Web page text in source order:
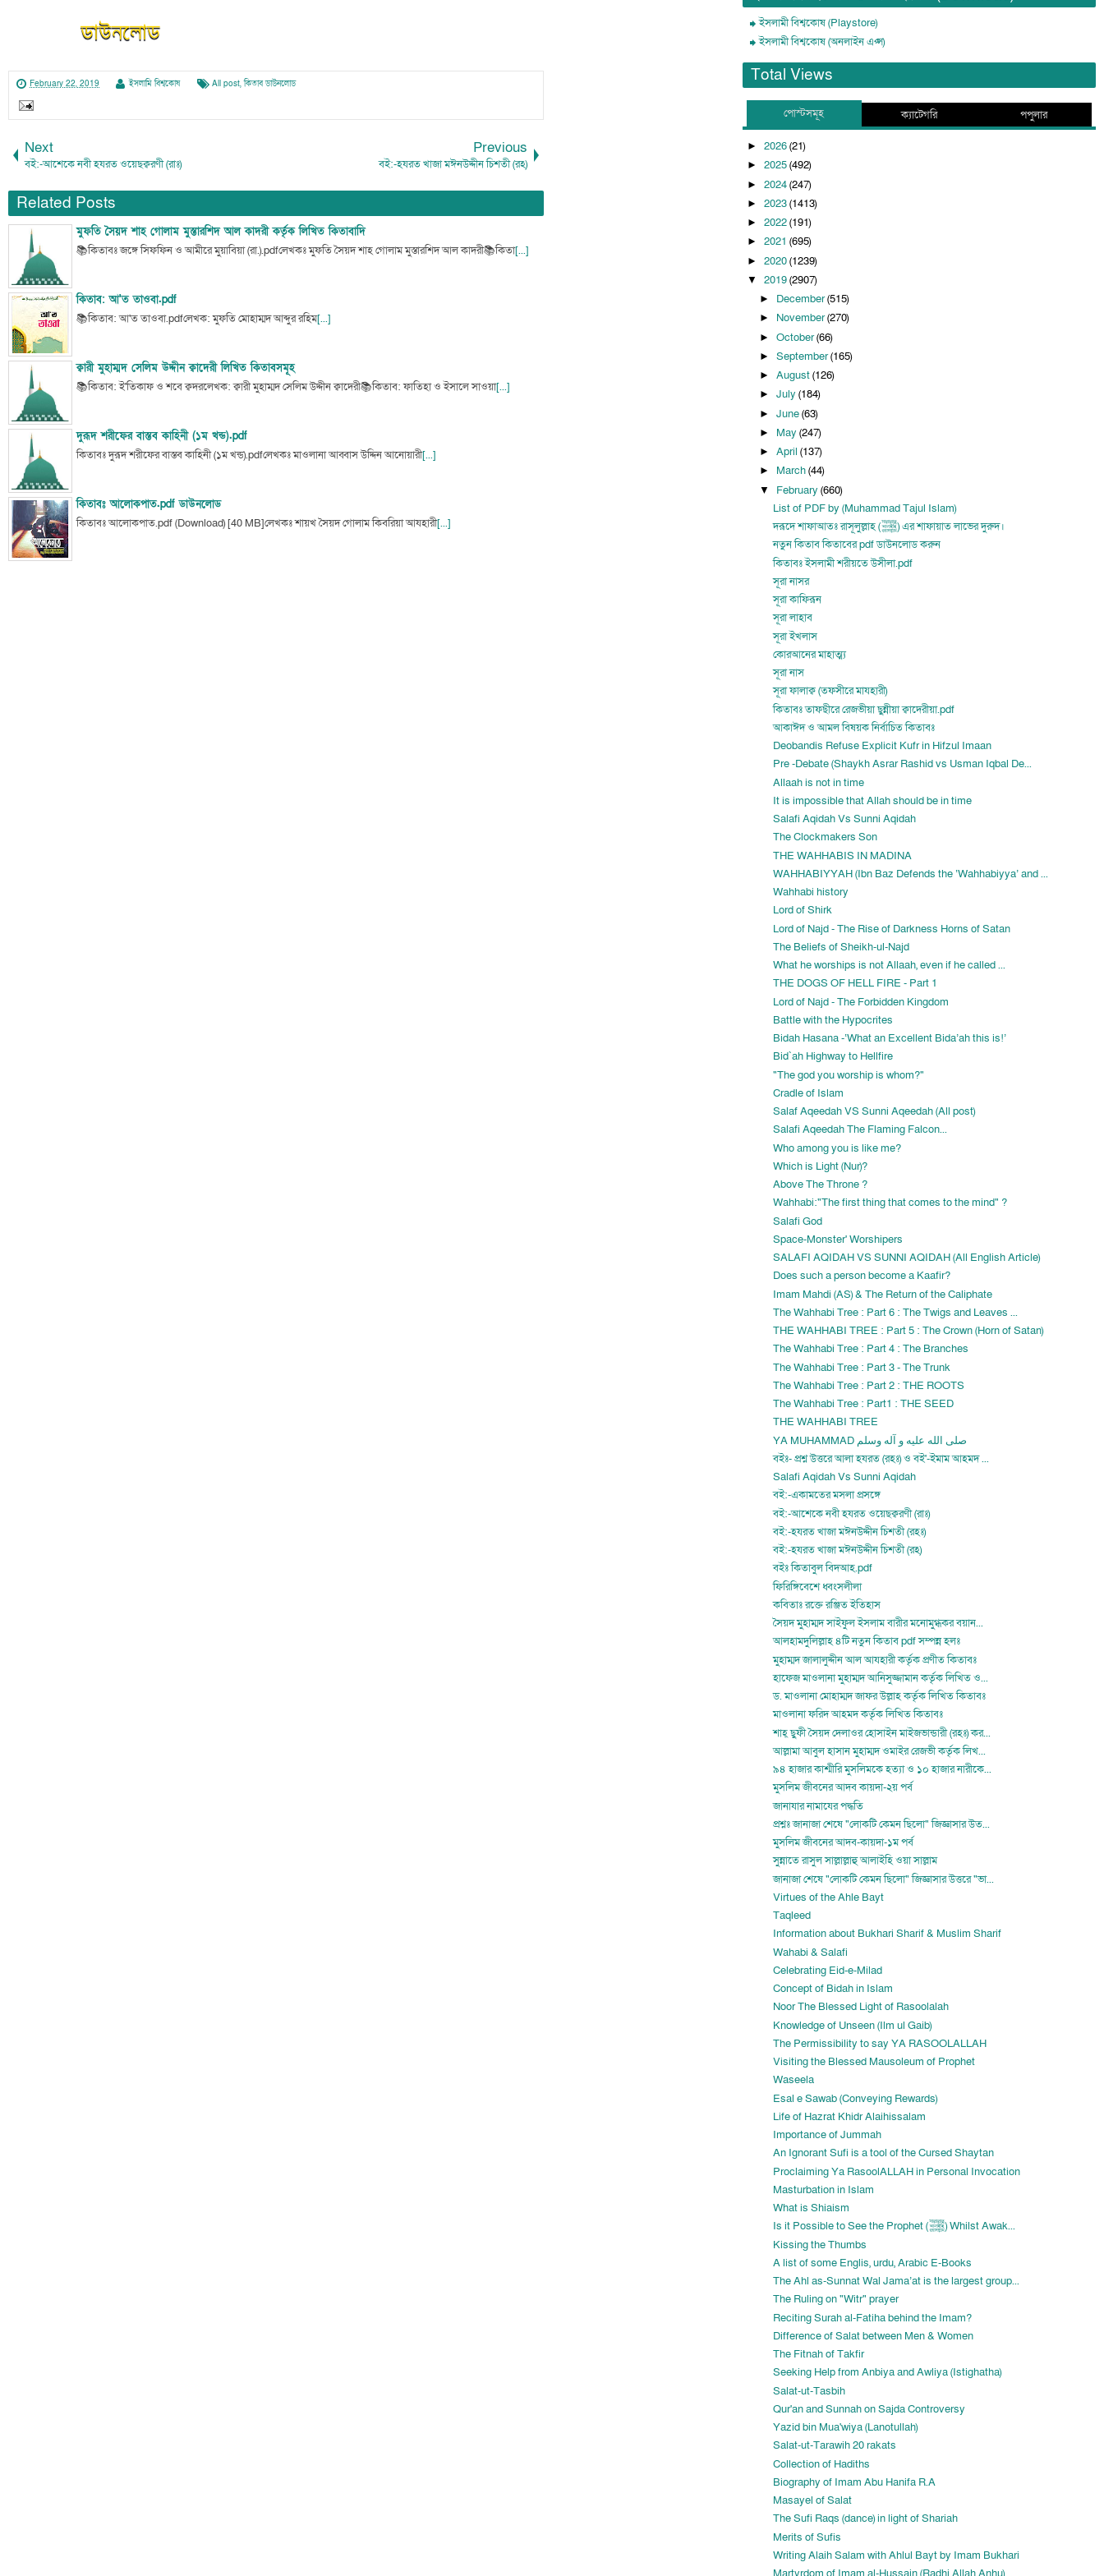
ডাউনলোড
February 22, 2019 ইসলামি বিশ্বকোষ All post,কিতাব ডাউনলোড
Next
বই:-আশেকে নবী হযরত ওয়েছক্বরণী (রাঃ)
Previous
বই:-হযরত খাজা মঈনউদ্দীন চিশতী (রহঃঃ)
Related Posts
মুফতি সৈয়দ শাহ গোলাম মুস্তারশিদ আল কাদরী কর্তৃক লিখিত কিতাবাদি
📚কিতাবঃ জঙ্গে সিফফিন ও আমীরে মুয়াবিয়া (রা.).pdfলেখকঃ মুফতি সৈয়দ শাহ গোলাম মুস্তারশিদ আল কাদরী📚কিতা[...]
কিতাব: আ'ত তাওবা.pdf
📚কিতাব: আ'ত তাওবা.pdfলেখক: মুফতি মোহাম্মদ আব্দুর রহিম[...]
ক্বারী মুহাম্মদ সেলিম উদ্দীন ক্বাদেরী লিখিত কিতাবসমূহ
📚কিতাব: ই'তিকাফ ও শবে ক্বদরলেখক: ক্বারী মুহাম্মদ সেলিম উদ্দীন ক্বাদেরী📚কিতাব: ফাতিহা ও ইসালে সাওয়া[...]
দুরূদ শরীফের বাস্তব কাহিনী (১ম খন্ড).pdf
কিতাবঃ দুরূদ শরীফের বাস্তব কাহিনী (১ম খন্ড).pdfলেখকঃ মাওলানা আব্বাস উদ্দিন আনোয়ারী[...]
কিতাবঃ আলোকপাত.pdf ডাউনলোড
কিতাবঃ আলোকপাত.pdf (Download) [40 MB]লেখকঃ শায়খ সৈয়দ গোলাম কিবরিয়া আযহারী[...]
ইসলামী বিশ্বকোষ (Playstore)
ইসলামী বিশ্বকোষ (অনলাইন এপ্স)
Total Views
পোস্টসমূহ ক্যাটেগরি পপুলার
► 2026(21)
► 2025(492)
► 2024(247)
► 2023(1413)
► 2022(191)
► 2021 (695)
► 2020(1239)
▼ 2019(2907)
► December(515)
► November(270)
►October(66)
►September(165)
►August(126)
►July(184)
►June(63)
► May(247)
►April(137)
► March(44)
▼ February(660)
List of PDF by (Muhammad Tajul Islam)
দরূদে শাফাআতঃ রাসূলুল্লাহ (ﷺ) এর শাফায়াত লাভের দুরুদ।
নতুন কিতাব কিতাবের pdf ডাউনলোড করুন
কিতাবঃ ইসলামী শরীয়তে উসীলা.pdf
সূরা নাসর
সূরা কাফিরূন
সূরা লাহাব
সূরা ইখলাস
কোরআনের মাহাত্ম্য
সূরা নাস
সূরা ফালাক্ব (তফসীরে মাযহারী)
কিতাবঃ তাফছীরে রেজভীয়া ছুন্নীয়া ক্বাদেরীয়া.pdf
আকাঈদ ও আমল বিষয়ক নির্বাচিত কিতাবঃ
Deobandis Refuse Explicit Kufr in Hifzul Imaan
Pre -Debate (Shaykh Asrar Rashid vs Usman Iqbal De...
Allaah is not in time
It is impossible that Allah should be in time
Salafi Aqidah Vs Sunni Aqidah
The Clockmakers Son
THE WAHHABIS IN MADINA
WAHHABIYYAH (Ibn Baz Defends the ‘Wahhabiyya’ and ...
Wahhabi history
Lord of Shirk
Lord of Najd - The Rise of Darkness Horns of Satan
The Beliefs of Sheikh-ul-Najd
What he worships is not Allaah, even if he called ...
THE DOGS OF HELL FIRE - Part 1
Lord of Najd - The Forbidden Kingdom
Battle with the Hypocrites
Bidah Hasana -‘What an Excellent Bida’ah this is!’
Bid`ah Highway to Hellfire
"The god you worship is whom?"
Cradle of Islam
Salaf Aqeedah VS Sunni Aqeedah (All post)
Salafi Aqeedah The Flaming Falcon...
Who among you is like me?
Which is Light (Nur)?
Above The Throne ?
Wahhabi:"The first thing that comes to the mind" ?
Salafi God
Space-Monster' Worshipers
SALAFI AQIDAH VS SUNNI AQIDAH (All English Article)
Does such a person become a Kaafir?
Imam Mahdi (AS) & The Return of the Caliphate
The Wahhabi Tree : Part 6 : The Twigs and Leaves ...
THE WAHHABI TREE : Part 5 : The Crown (Horn of Satan)
The Wahhabi Tree : Part 4 : The Branches
The Wahhabi Tree : Part 3 - The Trunk
The Wahhabi Tree : Part 2 : THE ROOTS
The Wahhabi Tree : Part1 : THE SEED
THE WAHHABI TREE
YA MUHAMMAD صلى الله عليه و آله وسلم
বইঃ- প্রশ্ন উত্তরে আলা হযরত (রহঃ) ও বই'-ইমাম আহমদ ...
Salafi Aqidah Vs Sunni Aqidah
বই:-একামতের মসলা প্রসঙ্গে
বই:-আশেকে নবী হযরত ওয়েছক্বরণী (রাঃ)
বই:-হযরত খাজা মঈনউদ্দীন চিশতী (রহঃ)
বই:-হযরত খাজা মঈনউদ্দীন চিশতী (রহঃঃ)
বইঃ কিতাবুল বিদআহ.pdf
ফিরিঙ্গিবেশে ধ্বংসলীলা
কবিতাঃ রক্তে রঞ্জিত ইতিহাস
সৈয়দ মুহাম্মদ সাইফুল ইসলাম বারীর মনোমুগ্ধকর বয়ান...
আলহামদুলিল্লাহ ৪টি নতুন কিতাব pdf সম্পন্ন হলঃ
মুহাম্মদ জালালুদ্দীন আল আযহারী কর্তৃক প্রণীত কিতাবঃ
হাফেজ মাওলানা মুহাম্মদ আনিসুজ্জামান কর্তৃক লিখিত ও...
ড. মাওলানা মোহাম্মদ জাফর উল্লাহ কর্তৃক লিখিত কিতাবঃ
মাওলানা ফরিদ আহমদ কর্তৃক লিখিত কিতাবঃ
শাহ্ ছুফী সৈয়দ দেলাওর হোসাইন মাইজভান্ডারী (রহঃ) কর...
আল্লামা আবুল হাসান মুহাম্মদ ওমাইর রেজভী কর্তৃক লিখ...
৯৪ হাজার কাশ্মীরি মুসলিমকে হত্যা ও ১০ হাজার নারীকে...
মুসলিম জীবনের আদব কায়দা-২য় পর্ব
জানাযার নামাযের পদ্ধতি
প্রশ্নঃ জানাজা শেষে "লোকটি কেমন ছিলো" জিজ্ঞাসার উত...
মুসলিম জীবনের আদব-কায়দা-১ম পর্ব
সুন্নাতে রাসুল সাল্লাল্লাহু আলাইহি ওয়া সাল্লাম
জানাজা শেষে "লোকটি কেমন ছিলো" জিজ্ঞাসার উত্তরে "ভা...
Virtues of the Ahle Bayt
Taqleed
Information about Bukhari Sharif & Muslim Sharif
Wahabi & Salafi
Celebrating Eid-e-Milad
Concept of Bidah in Islam
Noor The Blessed Light of Rasoolalah
Knowledge of Unseen (Ilm ul Gaib)
The Permissibility to say YA RASOOLALLAH
Visiting the Blessed Mausoleum of Prophet
Waseela
Esal e Sawab (Conveying Rewards)
Life of Hazrat Khidr Alaihissalam
Importance of Jummah
An Ignorant Sufi is a tool of the Cursed Shaytan
Proclaiming Ya RasoolALLAH in Personal Invocation
Masturbation in Islam
What is Shiaism
Is it Possible to See the Prophet (ﷺ) Whilst Awak...
Kissing the Thumbs
A list of some Englis, urdu, Arabic E-Books
The Ahl as-Sunnat Wal Jama’at is the largest group...
The Ruling on "Witr" prayer
Reciting Surah al-Fatiha behind the Imam?
Difference of Salat between Men & Women
The Fitnah of Takfir
Seeking Help from Anbiya and Awliya (Istighatha)
Salat-ut-Tasbih
Qur'an and Sunnah on Sajda Controversy
Yazid bin Mua'wiya (Lanotullah)
Salat-ut-Tarawih 20 rakats
Collection of Hadiths
Biography of Imam Abu Hanifa R.A
Masayel of Salat
The Sufi Raqs (dance) in light of Shariah
Merits of Sufis
Writing Alaih Salam with Ahlul Bayt by Imam Bukhari